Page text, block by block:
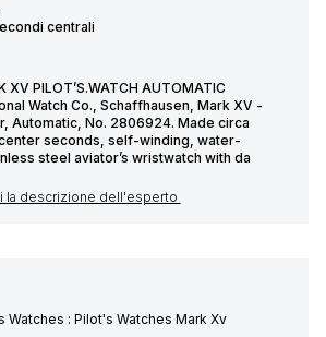
centrali
XV PILOT’S.WATCH AUTOMATIC
Watch Co., Schaffhausen, Mark XV -
Automatic, No. 2806924. Made circa
seconds, self-winding, water-
steel aviator’s wristwatch with da
la descrizione dell'esperto
Watches : Pilot's Watches Mark Xv